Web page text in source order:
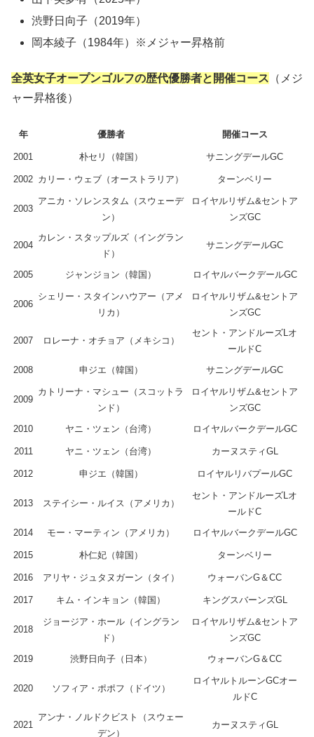
渋野日向子（2019年）
岡本綾子（1984年）※メジャー昇格前
全英女子オープンゴルフの歴代優勝者と開催コース （メジ
ャー昇格後）
年 優勝者 開催コース
2001 朴セリ（韓国） サニングデールGC
2002 カリー・ウェブ（オーストラリア） ターンベリー
2003
アニカ・ソレンスタム（スウェーデ
ン）
ロイヤルリザム&セントア
ンズGC
2004
カレン・スタップルズ（イングラン
ド）
サニングデールGC
2005 ジャンジョン（韓国） ロイヤルバークデールGC
2006
シェリー・スタインハウアー（アメ
リカ）
ロイヤルリザム&セントア
ンズGC
2007 ロレーナ・オチョア（メキシコ）
セント・アンドルーズLオ
ールドC
2008
申ジエ（韓国） サニングデールGC
2009
カトリーナ・マシュー（スコットラ
ンド）
ロイヤルリザム&セントア
ンズGC
2010
ヤニ・ツェン（台湾） ロイヤルバークデールGC
2011 ヤニ・ツェン（台湾） カーヌスティGL
2012 申ジエ（韓国） ロイヤルリバプールGC
2013 ステイシー・ルイス（アメリカ）
セント・アンドルーズLオ
ールドC
2014
モー・マーティン（アメリカ） ロイヤルバークデールGC
2015 朴仁妃（韓国） ターンベリー
2016 アリヤ・ジュタヌガーン（タイ） ウォーバンG＆CC
2017 キム・インキョン（韓国） キングスバーンズGL
2018
ジョージア・ホール（イングラン
ド）
ロイヤルリザム&セントア
ンズGC
2019
渋野日向子（日本） ウォーバンG＆CC
2020 ソフィア・ポポフ（ドイツ）
ロイヤルトルーンGCオー
ルドC
2021
アンナ・ノルドクビスト（スウェー
デン）
カーヌスティGL